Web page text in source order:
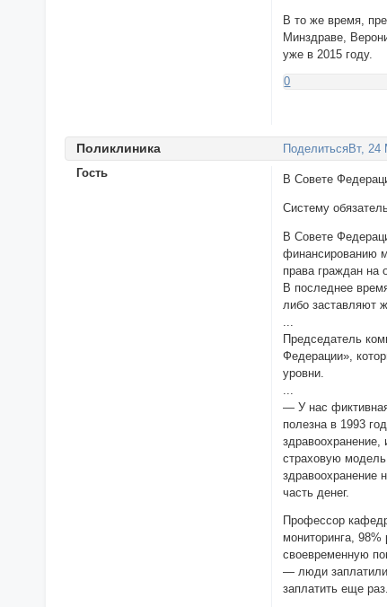
В то же время,
Минздраве,
уже в 2015 году.
0
Поделиться Вт, 24
Поликлиника
Гость
В Совете
Систему
В Совете
финансированию
права граждан на
В последнее
либо заставляют
Председатель
Федерации»,
уровни.
— У нас
полезна в 1993
здравоохранение,
страховую
здравоохранение
часть денег.
Профессор
мониторинга,
своевременную
— люди заплатили
заплатить еще раз.